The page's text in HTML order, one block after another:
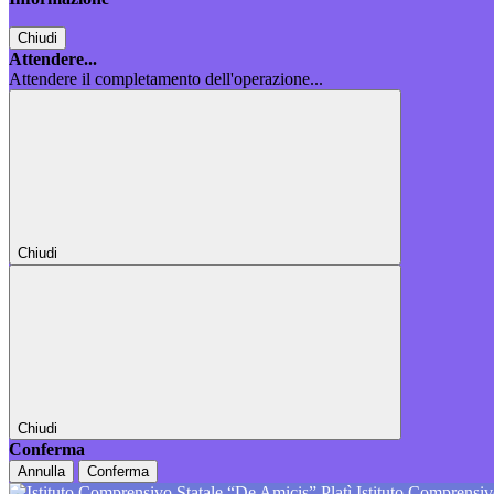
Chiudi
Attendere...
Attendere il completamento dell'operazione...
Chiudi
Chiudi
Conferma
Annulla Conferma